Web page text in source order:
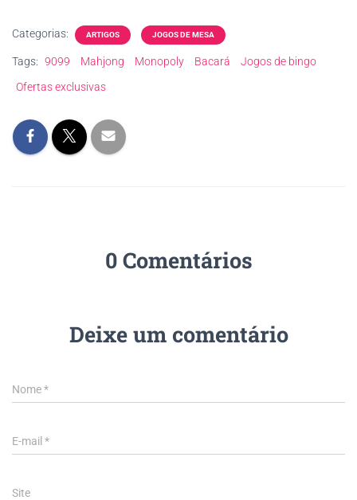
Categorias: ARTIGOS JOGOS DE MESA
Tags: 9099 Mahjong Monopoly Bacará
Jogos de bingo
Ofertas exclusivas
0 Comentários
Deixe um comentário
Nome*
E-mail *
Site